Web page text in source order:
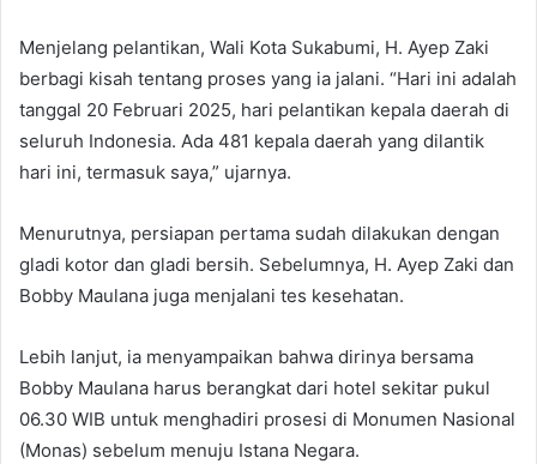
Menjelang pelantikan, Wali Kota Sukabumi, H. Ayep Zaki
berbagi kisah tentang proses yang ia jalani. “Hari ini adalah
tanggal 20 Februari 2025, hari pelantikan kepala daerah di
seluruh Indonesia. Ada 481 kepala daerah yang dilantik
hari ini, termasuk saya,” ujarnya.
Menurutnya, persiapan pertama sudah dilakukan dengan
gladi kotor dan gladi bersih. Sebelumnya, H. Ayep Zaki dan
Bobby Maulana juga menjalani tes kesehatan.
Lebih lanjut, ia menyampaikan bahwa dirinya bersama
Bobby Maulana harus berangkat dari hotel sekitar pukul
06.30 WIB untuk menghadiri prosesi di Monumen Nasional
(Monas) sebelum menuju Istana Negara.